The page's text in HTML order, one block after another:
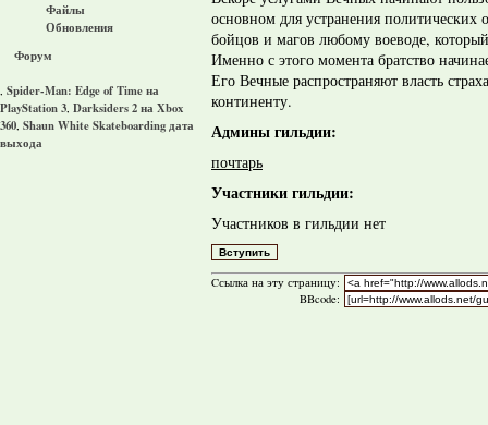
Файлы
Обновления
Форум
, Spider-Man: Edge of Time на
PlayStation 3, Darksiders 2 на Xbox
360, Shaun White Skateboarding дата
выхода
основном для устранения политических
бойцов и магов любому воеводе,
Именно с этого момента братство
Его Вечные распространяют власть
континенту.
Админы гильдии:
почтарь
Участники гильдии:
Участников в гильдии нет
Cсылка на эту страницу:
BBcode: